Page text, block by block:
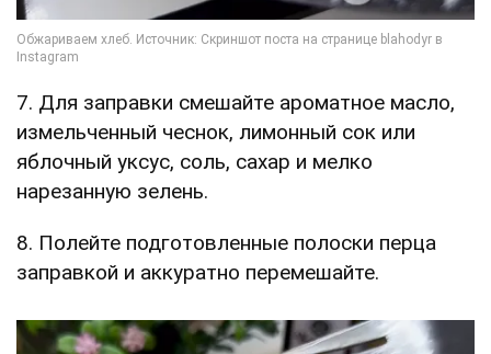
7. Для заправки смешайте ароматное масло,
измельченный чеснок, лимонный сок или
яблочный уксус, соль, сахар и мелко
нарезанную зелень.
8. Полейте подготовленные полоски перца
заправкой и аккуратно перемешайте.